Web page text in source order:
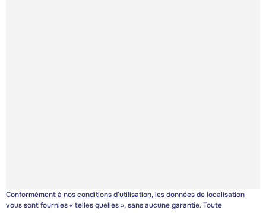
Conformément à nosconditions d’utilisation, les données de localisation
vous sont fournies « telles quelles », sans aucune garantie. Toute